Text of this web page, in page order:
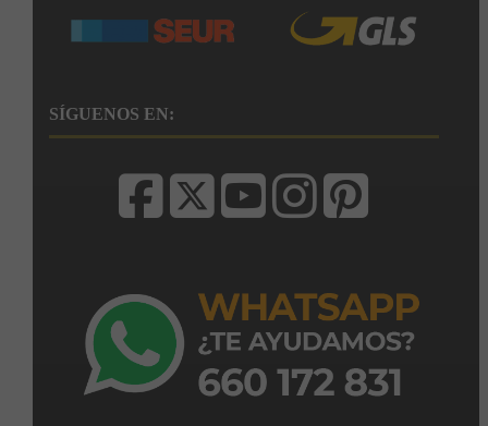
SÍGUENOS EN: